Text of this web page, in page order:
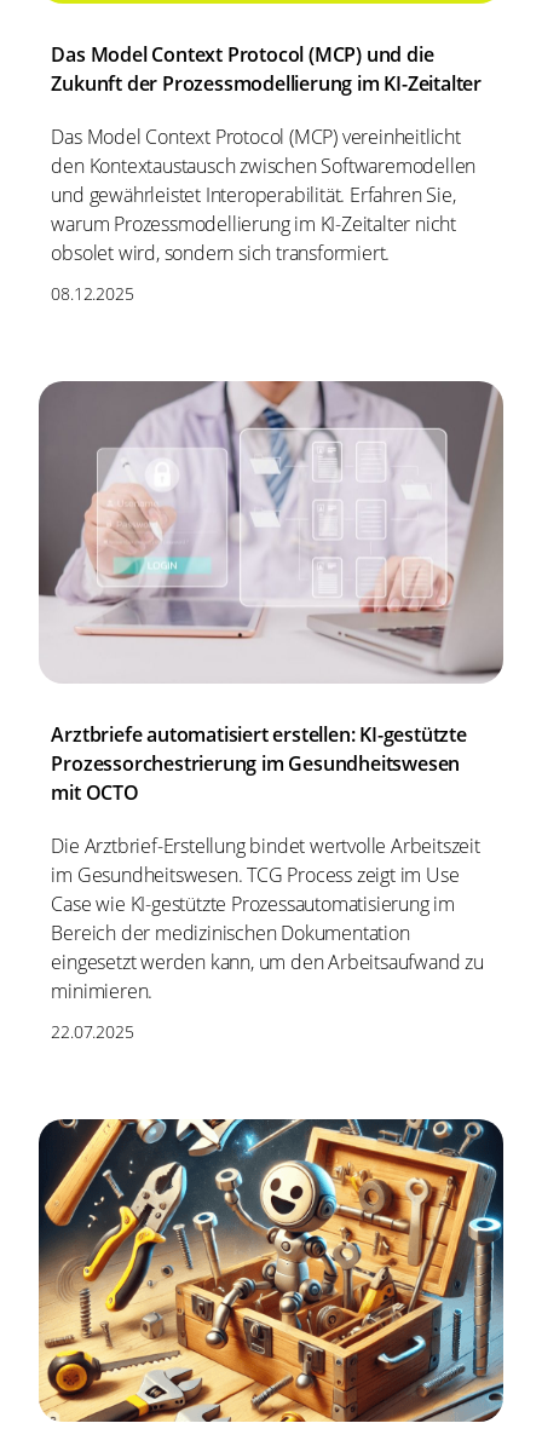
Das Model Context Protocol (MCP) und die
Zukunft der Prozessmodellierung im KI-Zeitalter
Das Model Context Protocol (MCP) vereinheitlicht
den Kontextaustausch zwischen Softwaremodellen
und gewährleistet Interoperabilität. Erfahren Sie,
warum Prozessmodellierung im KI-Zeitalter nicht
obsolet wird, sondern sich transformiert.
08.12.2025
Arztbriefe automatisiert erstellen: KI-gestützte
Prozessorchestrierung im Gesundheitswesen
mit OCTO
Die Arztbrief-Erstellung bindet wertvolle Arbeitszeit
im Gesundheitswesen. TCG Process zeigt im Use
Case wie KI-gestützte Prozessautomatisierung im
Bereich der medizinischen Dokumentation
eingesetzt werden kann, um den Arbeitsaufwand zu
minimieren.
22.07.2025